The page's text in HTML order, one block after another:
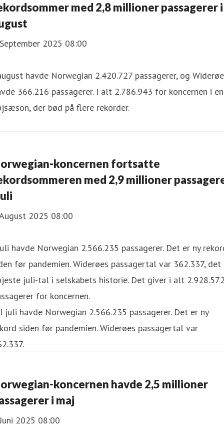
med 2,8 millioner passagerer i
2025 08:00
havde Norwegian 2.420.727 passagerer, og Widerøe
366.216 passagerer. I alt 2.786.943 for koncernen i en
der bød på flere rekorder.
koncernen fortsatte
med 2,9 millioner
2025 08:00
havde Norwegian 2.566.235 passagerer. Det er ny
før pandemien. Widerøes passagertal var 362.337, det
juli-tal i selskabets historie. Det giver i alt
for koncernen.
koncernen havde 2,5 millioner
i maj
2025 08:00